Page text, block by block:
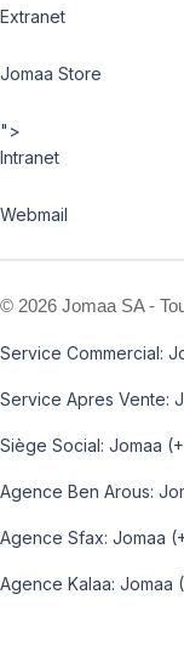
Extranet
Jomaa Store
">
Intranet
Webmail
© 2026 Jomaa SA -
Service Commercial:
Service Apres Vente:
Siège Social: Jomaa
Agence Ben Arous:
Agence Sfax: Jomaa
Agence Kalaa: Jomaa